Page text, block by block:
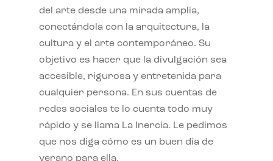
del arte desde una mirada amplia,
conectándola con la arquitectura, la
cultura y el arte contemporáneo. Su
objetivo es hacer que la divulgación sea
accesible, rigurosa y entretenida para
cualquier persona. En sus cuentas de
redes sociales te lo cuenta todo muy
rápido y se llama La Inercia. Le pedimos
que nos diga cómo es un buen día de
verano para ella.